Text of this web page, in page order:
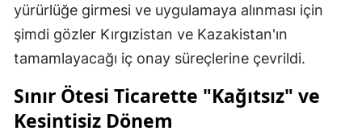
yürürlüğe girmesi ve uygulamaya alınması için
şimdi gözler Kırgızistan ve Kazakistan'ın
tamamlayacağı iç onay süreçlerine çevrildi.
Sınır Ötesi Ticarette "Kağıtsız" ve
Kesintisiz Dönem